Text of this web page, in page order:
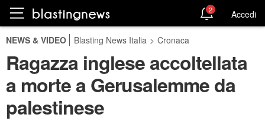
2 Accedi
NEWS & VIDEO Blasting News Italia > Cronaca
Ragazza inglese accoltellata
a morte a Gerusalemme da
palestinese